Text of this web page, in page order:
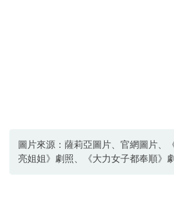
圖片來源：薩莉亞圖片、官網圖片、
亮姐姐》劇照、《大力女子都奉順》